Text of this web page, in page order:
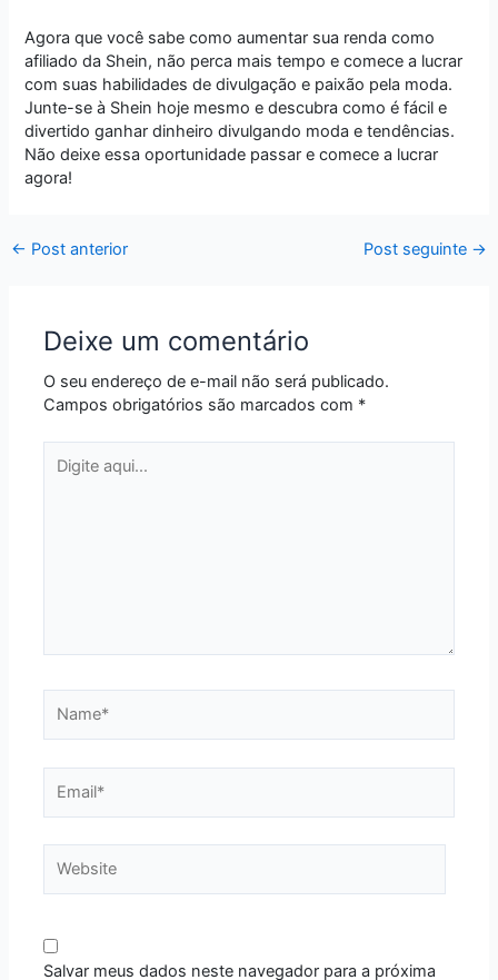
Agora que você sabe como aumentar sua renda como
afiliado da Shein, não perca mais tempo e comece a lucrar
com suas habilidades de divulgação e paixão pela moda.
Junte-se à Shein hoje mesmo e descubra como é fácil e
divertido ganhar dinheiro divulgando moda e tendências.
Não deixe essa oportunidade passar e comece a lucrar
agora!
← Post anterior Post seguinte →
Deixe um comentário
O seu endereço de e-mail não será publicado.
Campos obrigatórios são marcados com *
aqui...
Salvar meus dados neste navegador para a próxima